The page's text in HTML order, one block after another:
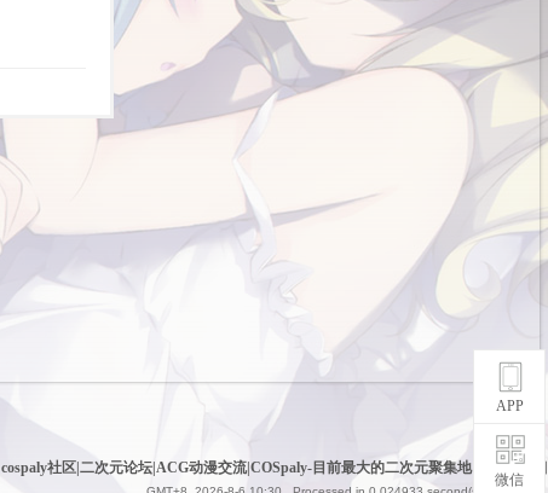
cospaly社区|二次元论坛|ACG动漫交流|COSpaly-目前最大的二次元聚集地 网站地图
APP
微信